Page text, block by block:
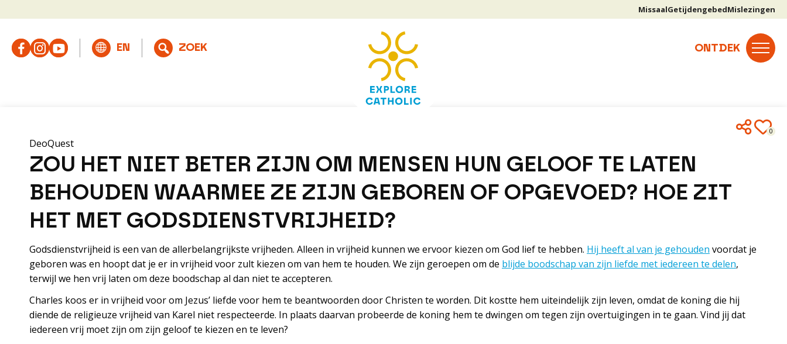
MissaalGetijdengebedMislezingen
0
DeoQuest
ZOU HET NIET BETER ZIJN OM MENSEN HUN GELOOF TE LATEN
BEHOUDEN WAARMEE ZE ZIJN GEBOREN OF OPGEVOED? HOE ZIT
HET MET GODSDIENSTVRIJHEID?
Godsdienstvrijheid is een van de allerbelangrijkste vrijheden. Alleen in vrijheid kunnen we ervoor kiezen om God lief te hebben. Hij heeft al van je gehouden voordat je
geboren was en hoopt dat je er in vrijheid voor zult kiezen om van hem te houden. We zijn geroepen om de blijde boodschap van zijn liefde met iedereen te delen,
terwijl we hen vrij laten om deze boodschap al dan niet te accepteren.
Charles koos er in vrijheid voor om Jezus’ liefde voor hem te beantwoorden door Christen te worden. Dit kostte hem uiteindelijk zijn leven, omdat de koning die hij
diende de religieuze vrijheid van Karel niet respecteerde. In plaats daarvan probeerde de koning hem te dwingen om tegen zijn overtuigingen in te gaan. Vind jij dat
iedereen vrij moet zijn om zijn geloof te kiezen en te leven?